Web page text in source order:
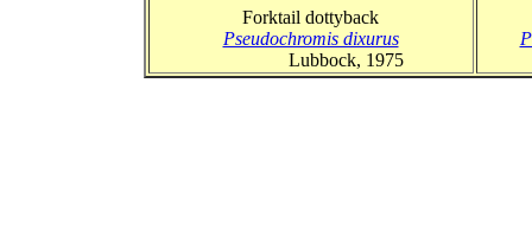
Forktail dottyback
Pseudochromis dixurus
Lubbock, 1975